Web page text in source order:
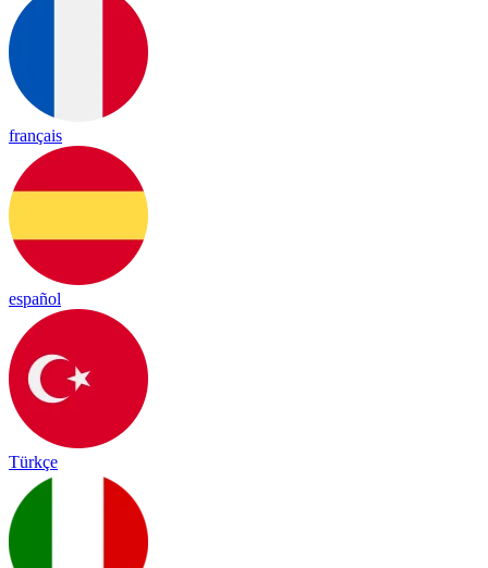
français
español
Türkçe